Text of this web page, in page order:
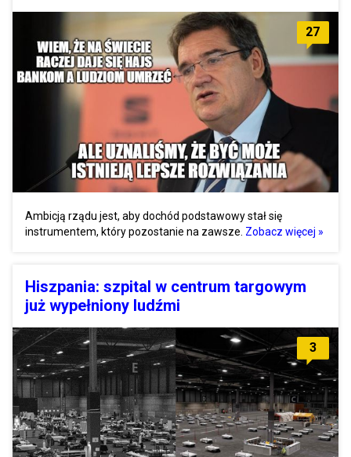
27
Ambicją rządu jest, aby dochód podstawowy stał się
instrumentem, który pozostanie na zawsze. Zobacz więcej »
Hiszpania: szpital w centrum targowym
już wypełniony ludźmi
3